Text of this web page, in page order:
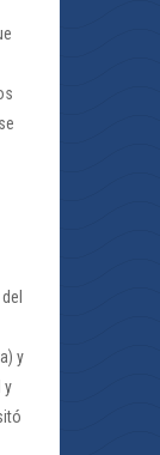
y
y